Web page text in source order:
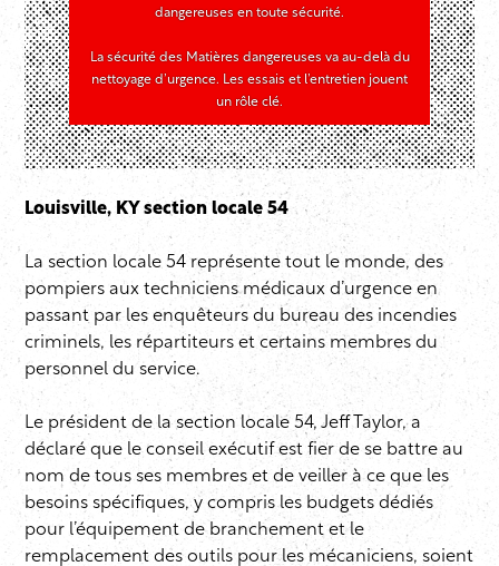
dangereuses en toute sécurité.
La sécurité des Matières dangereuses va au-delà du
nettoyage d’urgence. Les essais et l’entretien jouent
un rôle clé.
Louisville, KY section locale 54
La section locale 54 représente tout le monde, des
pompiers aux techniciens médicaux d’urgence en
passant par les enquêteurs du bureau des incendies
criminels, les répartiteurs et certains membres du
personnel du service.
Le président de la section locale 54, Jeff Taylor, a
déclaré que le conseil exécutif est fier de se battre au
nom de tous ses membres et de veiller à ce que les
besoins spécifiques, y compris les budgets dédiés
pour l’équipement de branchement et le
remplacement des outils pour les mécaniciens, soient